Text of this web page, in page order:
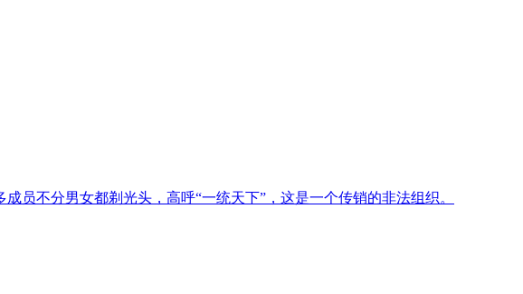
员不分男女都剃光头，高呼“一统天下”，这是一个传销的非法组织。